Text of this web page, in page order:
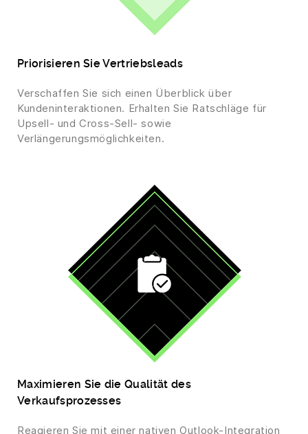
Priorisieren Sie Vertriebsleads
Verschaffen Sie sich einen Überblick über
Kundeninteraktionen. Erhalten Sie Ratschläge für
Upsell- und Cross-Sell- sowie
Verlängerungsmöglichkeiten.
Maximieren Sie die Qualität des
Verkaufsprozesses
Reagieren Sie mit einer nativen Outlook-Integration